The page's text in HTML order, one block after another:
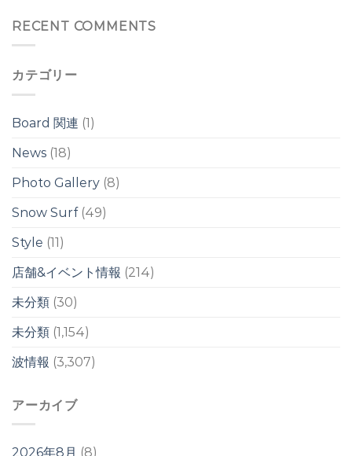
ッ
ド
ッ
ウ
オ
ヘ
の
ワ
ド
レ
ク
RECENT COMMENTS
カテゴリー
Board 関連 (1)
News (18)
Photo Gallery (8)
Snow Surf(49)
Style (11)
店舗&イベント情報 (214)
未分類 (30)
未分類 (1,154)
波情報 (3,307)
アーカイブ
2026年8月 (8)